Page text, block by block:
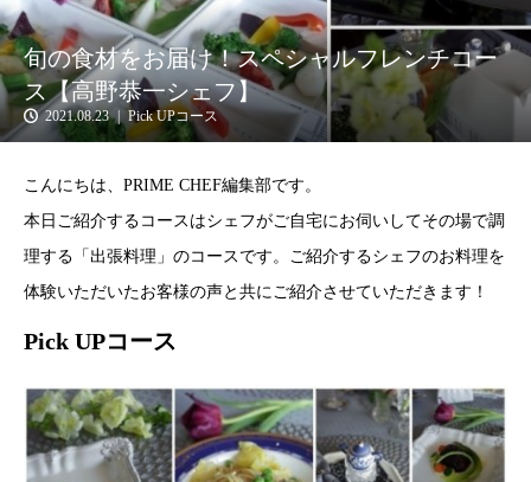
旬の食材をお届け！スペシャルフレンチコー
ス【高野恭一シェフ】
2021.08.23 Pick UPコース
こんにちは、PRIME CHEF編集部です。
本日ご紹介するコースはシェフがご自宅にお伺いしてその場で調
理する「出張料理」のコースです。ご紹介するシェフのお料理を
体験いただいたお客様の声と共にご紹介させていただきます！
Pick UPコース